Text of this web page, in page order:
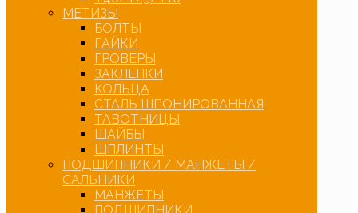
МЕТИЗЫ
БОЛТЫ
ГАЙКИ
ГРОВЕРЫ
ЗАКЛЕПКИ
КОЛЬЦА
СТАЛЬ ШПОНИРОВАННАЯ
ТАВОТНИЦЫ
ШАЙБЫ
ШПЛИНТЫ
ПОДШИПНИКИ / МАНЖЕТЫ /
САЛЬНИКИ
МАНЖЕТЫ